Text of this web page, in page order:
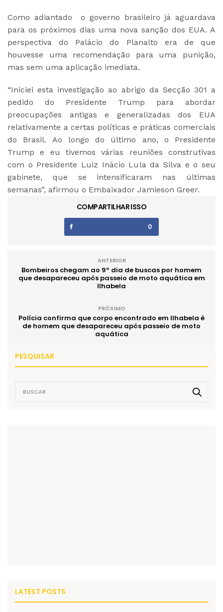
Como adiantado o governo brasileiro já aguardava
para os próximos dias uma nova sanção dos EUA. A
perspectiva do Palácio do Planalto era de que
houvesse uma recomendação para uma punição,
mas sem uma aplicação imediata.
“Iniciei esta investigação ao abrigo da Secção 301 a
pedido do Presidente Trump para abordar
preocupações antigas e generalizadas dos EUA
relativamente a certas políticas e práticas comerciais
do Brasil. Ao longo do último ano, o Presidente
Trump e eu tivemos várias reuniões construtivas
com o Presidente Luiz Inácio Lula da Silva e o seu
gabinete, que se intensificaram nas últimas
semanas”, afirmou o Embaixador Jamieson Greer.
COMPARTILHAR ISSO
0
ANTERIOR
Bombeiros chegam ao 9º dia de buscas por homem
que desapareceu após passeio de moto aquática em
Ilhabela
PRÓXIMO
Polícia confirma que corpo encontrado em Ilhabela é
de homem que desapareceu após passeio de moto
aquática
PESQUISAR
LATEST POSTS